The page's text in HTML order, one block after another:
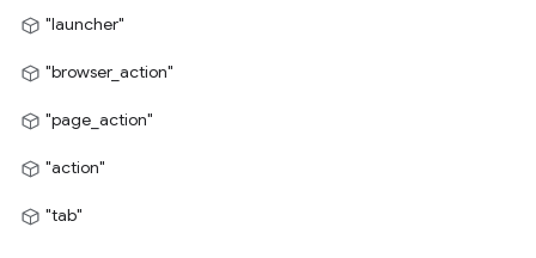
"launcher"
"browser_action"
"page_action"
"action"
"tab"